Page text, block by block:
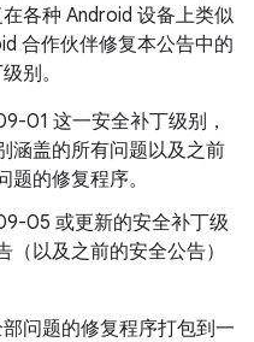
各种 Android 设备上类似
合作伙伴修复本公告中的
别。
01 这一安全补丁级别，
涵盖的所有问题以及之前
的修复程序。
05 或更新的安全补丁级
以及之前的安全公告）
问题的修复程序打包到一